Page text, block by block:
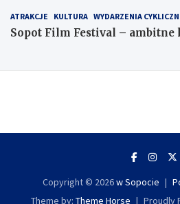
ATRAKCJE KULTURA WYDARZENIA
Sopot Film Festival – ambitne
Copyright © 2026w Sopocie
Theme by: Theme Horse Proudly